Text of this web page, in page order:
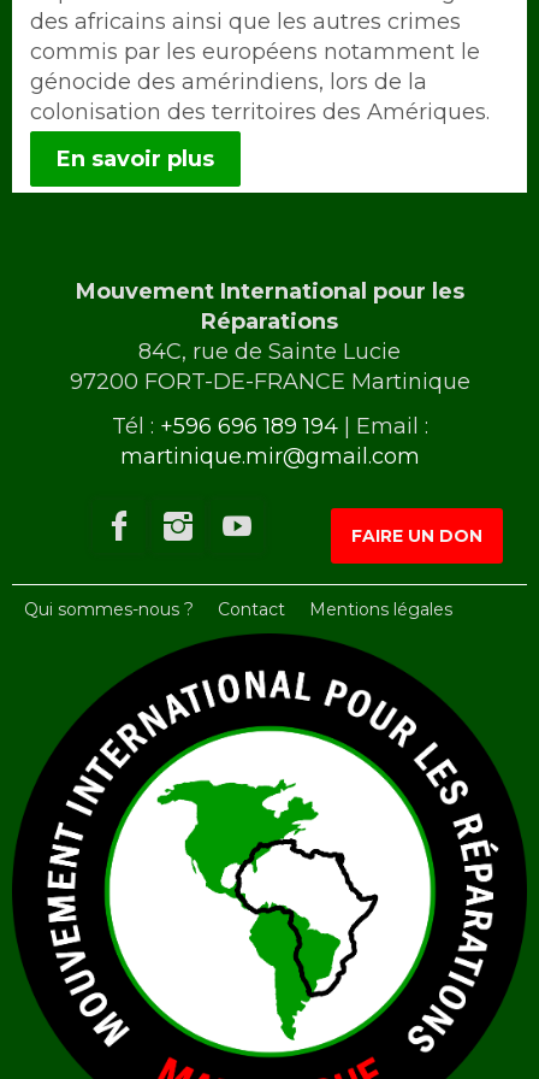
des africains ainsi que les autres crimes
commis par les européens notamment le
génocide des amérindiens, lors de la
colonisation des territoires des Amériques.
En savoir plus
Mouvement International pour les
Réparations
84C, rue de Sainte Lucie
97200 FORT-DE-FRANCE Martinique
Tél : +596 696 189 194| Email :
martinique.mir@gmail.com
FAIRE UN DON
Qui sommes-nous ? Contact Mentions légales